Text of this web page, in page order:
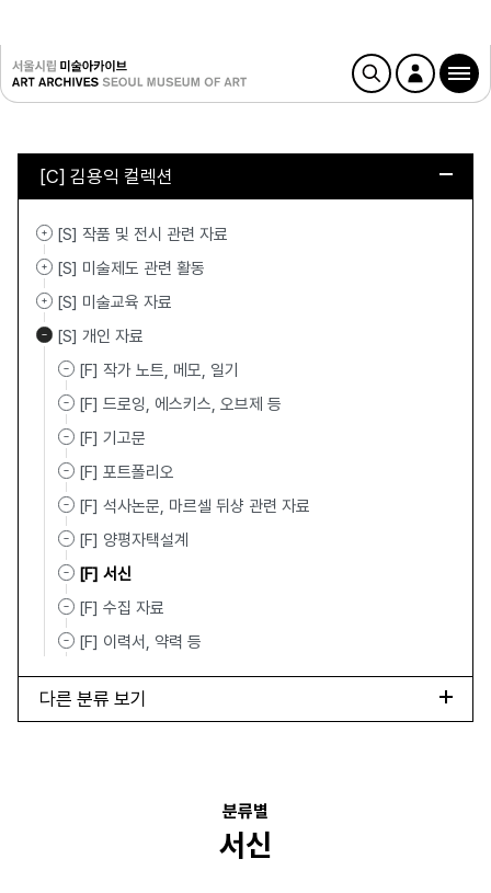
[C] 김용익 컬렉션
[S] 작품 및 전시 관련 자료
[S] 미술제도 관련 활동
[S] 미술교육 자료
[S] 개인 자료
[F] 작가 노트, 메모, 일기
[F] 드로잉, 에스키스, 오브제 등
[F] 기고문
[F] 포트폴리오
[F] 석사논문, 마르셀 뒤샹 관련 자료
[F] 양평자택설계
[F] 서신
[F] 수집 자료
[F] 이력서, 약력 등
다른 분류 보기
분류별
서신